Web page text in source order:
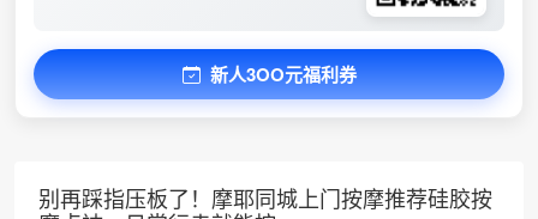
新人3OO元福利券
别再踩指压板了！摩耶同城上门按摩推荐硅胶按